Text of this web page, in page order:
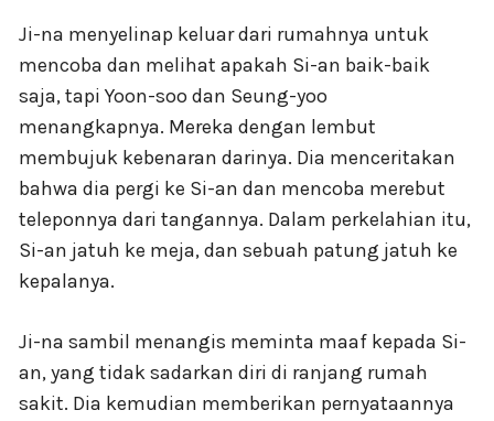
Ji-na menyelinap keluar dari rumahnya untuk
mencoba dan melihat apakah Si-an baik-baik
saja, tapi Yoon-soo dan Seung-yoo
menangkapnya. Mereka dengan lembut
membujuk kebenaran darinya. Dia menceritakan
bahwa dia pergi ke Si-an dan mencoba merebut
teleponnya dari tangannya. Dalam perkelahian itu,
Si-an jatuh ke meja, dan sebuah patung jatuh ke
kepalanya.
Ji-na sambil menangis meminta maaf kepada Si-
an, yang tidak sadarkan diri di ranjang rumah
sakit. Dia kemudian memberikan pernyataannya